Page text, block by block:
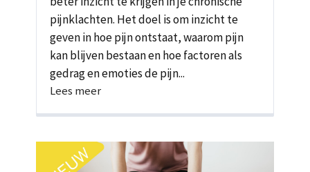
pijnklachten. Het doel is om inzicht te
geven in hoe pijn ontstaat, waarom pijn
kan blijven bestaan en hoe factoren als
gedrag en emoties de pijn...
Lees meer